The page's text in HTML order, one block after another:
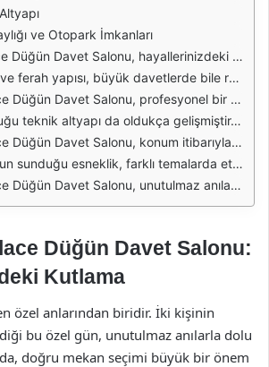
ve Otopark İmkanları
Göz alıcı mimarisi ve şık iç mekanlarıyla, her türlü etkinliğinize zarafet katmak için tasarlanmıştır. Düğünler, nişanlar, doğum günleri ve diğer özel günler için ideal bir seçim olan bu salon, misafirlerinizi etkilemek için tüm detayları düşünmüştür.
unsurları ve zarif aydınlatma, atmosferi daha da özel kılar. Misafirlerinizin rahat etmesi için tasarlanmış oturma düzeni, etkinliğinizin akışını kolaylaştırır. Her köşesinde zarafeti barındıran bu mekan, anılarınızı daha da unutulmaz kılacaktır.
her aşamasında size destek olmak için hazırdır. İhtiyaçlarınıza göre özel paketler sunan ekip, hayalinizdeki kutlamayı gerçeğe dönüştürmek için çalışmaktadır. Ayrıca, salonun sunduğu çeşitli catering seçenekleri, davetinizin lezzetli bir deneyimle taçlandırılmasını sağlar.
her anında yüksek kalitede hizmet vermektedir. Düğün fotoğraflarınız için en iyi açıları yakalayabileceğiniz alanlar, profesyonel fotoğrafçılar için idealdir. Böylece, bu özel anlarınızı ölümsüzleştirmek için her şey düşünülmüştür.
almaktadır. Şehir merkezine yakınlığı, misafirlerinizin ulaşımını kolaylaştırırken, çevresindeki doğal güzellikler de kutlamanıza ayrı bir değer katmaktadır. Ayrıca, otopark imkanı sunarak, davetlilerinizin konforunu artırmaktadır.
veya romantik bir atmosfer yaratmak için gerekli tüm imkanlar mevcuttur. İsteğe bağlı olarak, salonun dekorasyonunu kişiselleştirerek, hayalinizdeki kutlamayı oluşturabilirsiniz. Her detayın özenle düşünüldüğü bu mekan, hayallerinizin gerçeğe dönüşeceği yerdir.
Her türlü organizasyonunuzu başarıyla gerçekleştirmek için gereken tüm imkanları sunarak, misafirlerinizi en iyi şekilde ağırlamayı hedeflemektedir. Hayallerinizdeki kutlama için doğru adres burasıdır.
Düğün Davet Salonu:
Kutlama
özel anlarından biridir. İki kişinin
bu özel gün, unutulmaz anılarla dolu
doğru mekan seçimi büyük bir önem